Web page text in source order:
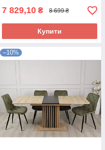
7 829,10 ₴ 8 699 ₴
Купити
–10%